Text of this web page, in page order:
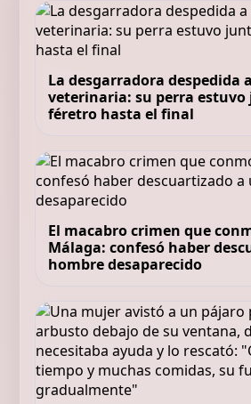
La desgarradora despedida
veterinaria: su perra
féretro hasta el final
El macabro crimen que
Málaga: confesó haber
hombre desaparecido